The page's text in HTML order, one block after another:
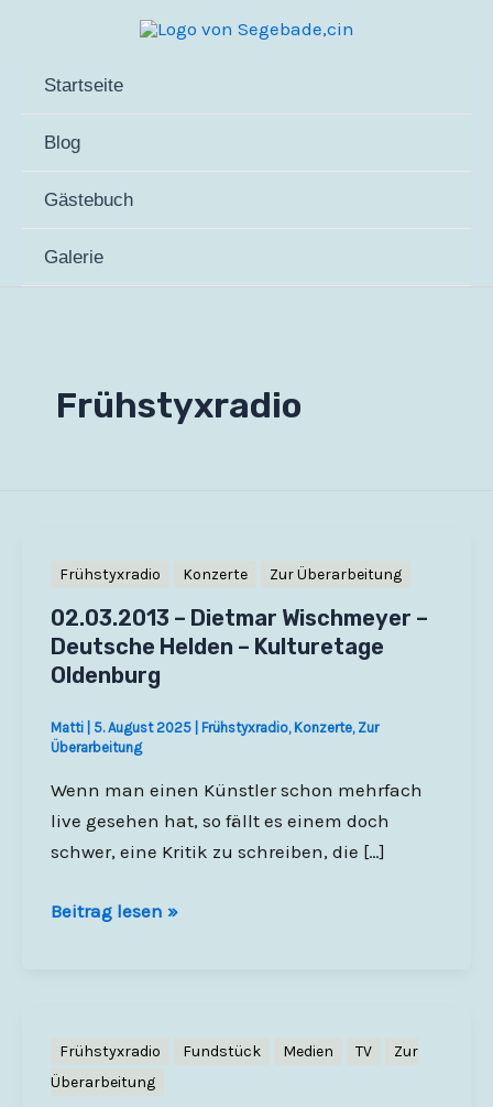
springenStartseite
Blog
Gästebuch
Galerie
Frühstyxradio
Frühstyxradio Konzerte Zur Überarbeitung
02.03.2013 – Dietmar Wischmeyer –
Deutsche Helden – Kulturetage
Oldenburg
Matti 5. August 2025 Frühstyxradio, Konzerte, Zur
Überarbeitung
Wenn man einen Künstler schon mehrfach
live gesehen hat, so fällt es einem doch
schwer, eine Kritik zu schreiben, die […]
02.03.2013
Deutsche
Helden
Beitrag lesen »
Frühstyxradio Fundstück Medien TV
Zur
Überarbeitung